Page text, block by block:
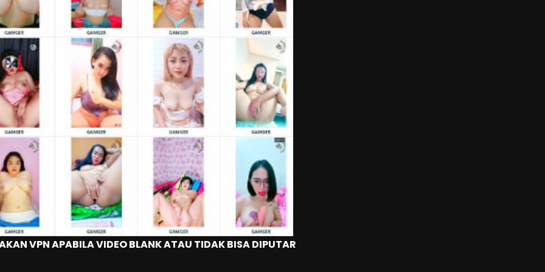
VPN APABILA VIDEO BLANK ATAU TIDAK BISA DIPUTAR